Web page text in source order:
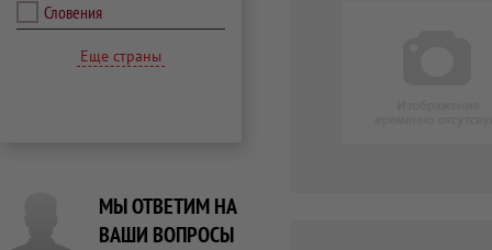
Словения
Еще страны
МЫ ОТВЕТИМ НА
ВАШИ ВОПРОСЫ